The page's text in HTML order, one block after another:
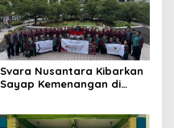
Svara Nusantara Kibarkan
Sayap Kemenangan di